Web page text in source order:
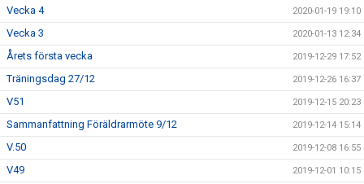
Vecka 4 2020-01-19 19:10
Vecka 3 2020-01-13 12:34
Årets första vecka 2019-12-29 17:52
Träningsdag 27/12 2019-12-26 16:37
V51 2019-12-15 20:23
Sammanfattning Föräldrarmöte 9/12 2019-12-14 15:14
V.50 2019-12-08 16:55
V49 2019-12-01 10:15